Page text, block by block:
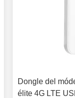
Dongle del
élite 4G LTE